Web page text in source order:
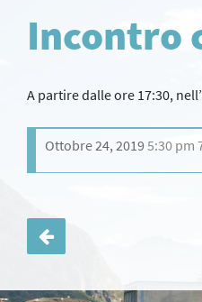
Incontro
A partire dalle ore 17:30,
Ottobre 24, 20195:30 pm
Navigazione
articoli